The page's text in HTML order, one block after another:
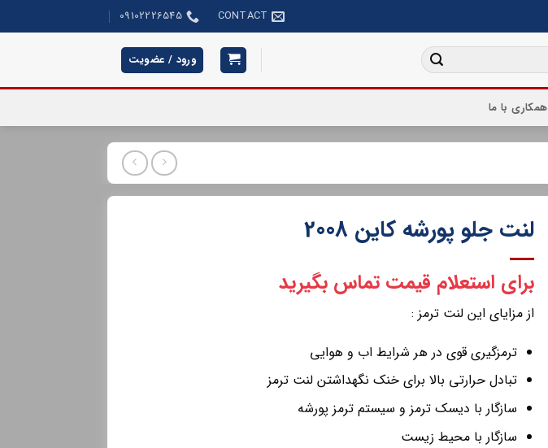
CONTACT
09102226545
ورود / عضویت
همکاری با ما
لنت جلو پورشه کاین 2008
برای استعلام قیمت تماس بگیرید
از مزایای این لنت ترمز :
ترمزگیری قوی در هر شرایط اب و هوایی
تبادل حرارتی بالا برای خنک نگهداشتن لنت ترمز
سازگار با دیسک ترمز و سیستم ترمز پورشه
سازگار با محیط زیست